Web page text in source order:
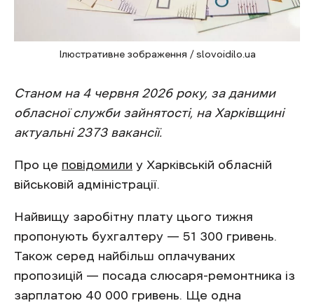
Ілюстративне зображення / slovoidilo.ua
Станом на 4 червня 2026 року, за даними
обласної служби зайнятості, на Харківщині
актуальні 2373 вакансії.
Про це повідомили у Харківській обласній
військовій адміністрації.
Найвищу заробітну плату цього тижня
пропонують бухгалтеру — 51 300 гривень.
Також серед найбільш оплачуваних
пропозицій — посада слюсаря-ремонтника із
зарплатою 40 000 гривень. Ще одна